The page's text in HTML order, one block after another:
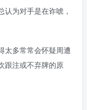
为对手是在诈唬，
太多常常会怀疑周遭
跟注或不弃牌的原